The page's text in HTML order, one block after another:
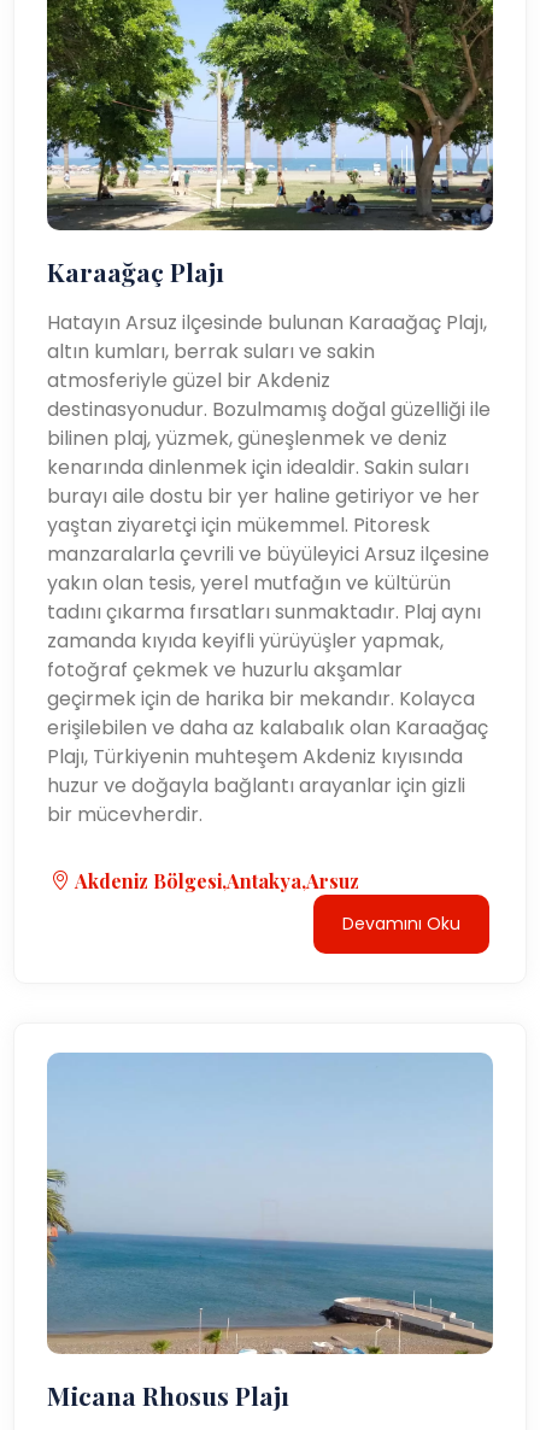
Karaağaç Plajı
Hatayın Arsuz ilçesinde bulunan Karaağaç Plajı,
altın kumları, berrak suları ve sakin
atmosferiyle güzel bir Akdeniz
destinasyonudur. Bozulmamış doğal güzelliği ile
bilinen plaj, yüzmek, güneşlenmek ve deniz
kenarında dinlenmek için idealdir. Sakin suları
burayı aile dostu bir yer haline getiriyor ve her
yaştan ziyaretçi için mükemmel. Pitoresk
manzaralarla çevrili ve büyüleyici Arsuz ilçesine
yakın olan tesis, yerel mutfağın ve kültürün
tadını çıkarma fırsatları sunmaktadır. Plaj aynı
zamanda kıyıda keyifli yürüyüşler yapmak,
fotoğraf çekmek ve huzurlu akşamlar
geçirmek için de harika bir mekandır. Kolayca
erişilebilen ve daha az kalabalık olan Karaağaç
Plajı, Türkiyenin muhteşem Akdeniz kıyısında
huzur ve doğayla bağlantı arayanlar için gizli
bir mücevherdir.
Akdeniz Bölgesi,Antakya,Arsuz
Devamını Oku
Micana Rhosus Plajı